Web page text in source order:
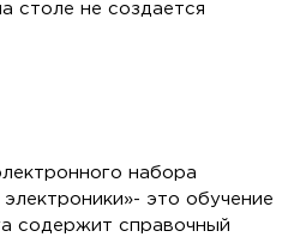
столе не создается
набора
это обучение
содержит справочный